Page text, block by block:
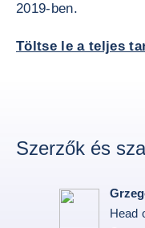
2019-ben.
Töltse le a teljes
Szerzők és
Head